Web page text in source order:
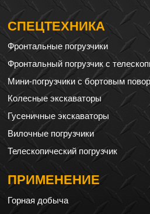
СПЕЦТЕХНИКА
Фронтальные погрузчики
Фронтальный погрузчик с
Мини-погрузчики с бортовым
Колесные экскаваторы
Гусеничные экскаваторы
Вилочные погрузчики
Телескопический погрузчик
ПРИМЕНЕНИЕ
Горная добыча